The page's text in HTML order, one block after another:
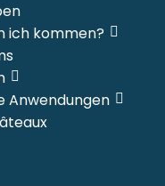
ich kommen?
Anwendungen